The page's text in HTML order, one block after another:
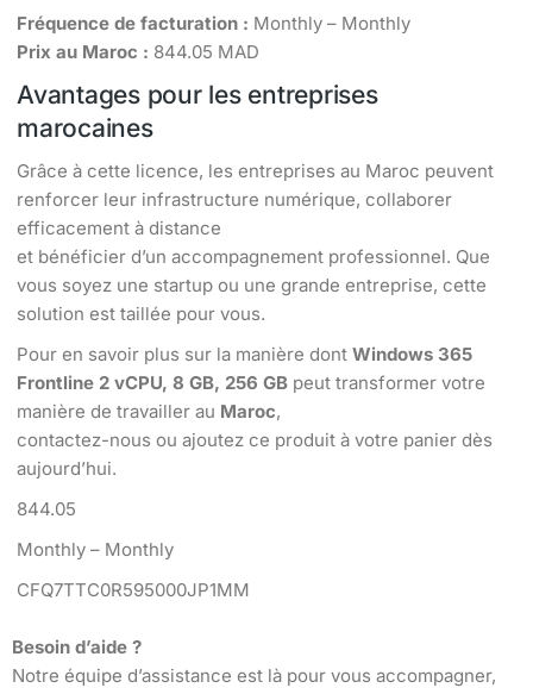
Fréquence de facturation : Monthly – Monthly
Prix au Maroc : 844.05 MAD
Avantages pour les entreprises
marocaines
Grâce à cette licence, les entreprises au Maroc peuvent
renforcer leur infrastructure numérique, collaborer
efficacement à distance
et bénéficier d’un accompagnement professionnel. Que
vous soyez une startup ou une grande entreprise, cette
solution est taillée pour vous.
Pour en savoir plus sur la manière dont Windows 365
Frontline 2 vCPU, 8 GB, 256 GB peut transformer votre
manière de travailler au Maroc,
contactez-nous ou ajoutez ce produit à votre panier dès
aujourd’hui.
844.05
Monthly – Monthly
CFQ7TTC0R595000JP1MM
Besoin d’aide ?
Notre équipe d’assistance est là pour vous accompagner,